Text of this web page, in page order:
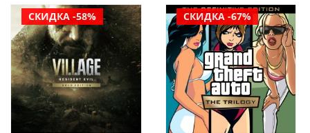
СКИДКА -58% СКИДКА -67%